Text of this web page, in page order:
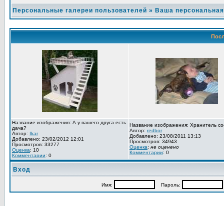
Персональные галереи пользователей » Ваша
Название изображения: А у вашего друга есть
дача?
Автор: Ikar
Добавлено: 23/02/2012 12:01
Просмотров: 33277
Оценка: 10
Комментарии: 0
Название изображения: Хранитель
Автор: redbor
Добавлено: 23/08/2011 13:13
Просмотров: 34943
Оценка: не оценено
Комментарии: 0
Вход
Имя: Пароль: